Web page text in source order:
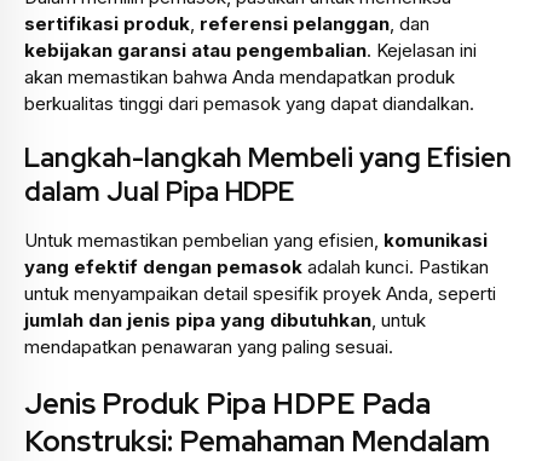
sertifikasi produk, referensi pelanggan, dan
kebijakan garansi atau pengembalian. Kejelasan ini
akan memastikan bahwa Anda mendapatkan produk
berkualitas tinggi dari pemasok yang dapat diandalkan.
Langkah-langkah Membeli yang Efisien
dalam Jual Pipa HDPE
Untuk memastikan pembelian yang efisien, komunikasi
yang efektif dengan pemasok adalah kunci. Pastikan
untuk menyampaikan detail spesifik proyek Anda, seperti
jumlah dan jenis pipa yang dibutuhkan, untuk
mendapatkan penawaran yang paling sesuai.
Jenis Produk Pipa HDPE Pada
Konstruksi: Pemahaman Mendalam